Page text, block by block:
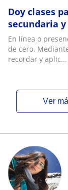
Doy clases
secundaria
En línea o
de cero.
recordar y aplic...
ver